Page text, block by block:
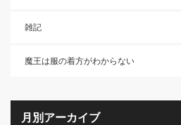
雑記
魔王は服の着方がわからない
月別アーカイブ